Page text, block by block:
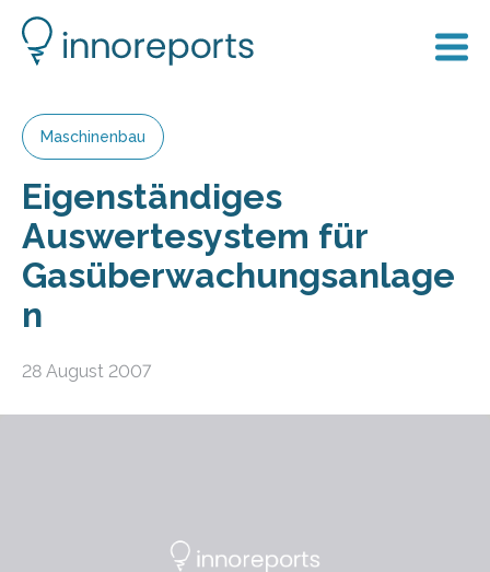
Maschinenbau
Eigenständiges
Auswertesystem für
Gasüberwachungsanlage
n
28 August 2007